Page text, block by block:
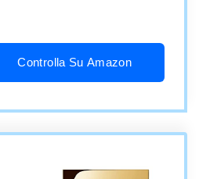
Controlla Su Amazon